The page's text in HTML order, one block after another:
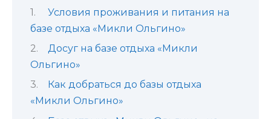
Условия проживания и питания на
базе отдыха «Микли Ольгино»
Досуг на базе отдыха «Микли
Ольгино»
Как добраться до базы отдыха
«Микли Ольгино»